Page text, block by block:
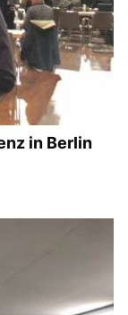
in Berlin